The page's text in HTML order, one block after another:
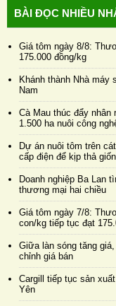
BÀI ĐỌC NHIỀU
Giá tôm ngày 8/8:
175.000 đồng/kg
Khánh thành Nhà máy
Nam
Cà Mau thúc đẩy
1.500 ha nuôi công
Dự án nuôi tôm trên
cấp điện để kịp thả
Doanh nghiệp Ba Lan
thương mại hai chiều
Giá tôm ngày 7/8:
con/kg tiếp tục đạt
Giữa làn sóng tăng
chỉnh giá bán
Cargill tiếp tục sản
Yên